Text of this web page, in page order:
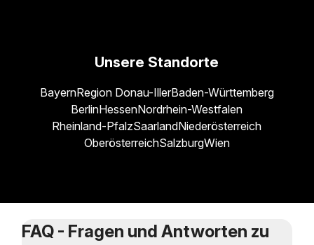
Unsere Standorte
BayernRegion Donau-IllerBaden-Württemberg
BerlinHessenNordrhein-Westfalen
Rheinland-PfalzSaarlandNiederösterreich
OberösterreichSalzburgWien
FAQ - Fragen und Antworten zu